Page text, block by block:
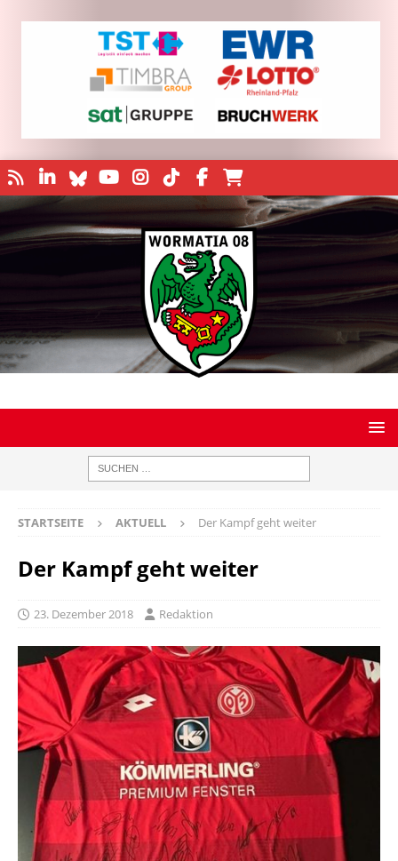
STARTSEITE AKTUELL Der Kampf geht weiter
Der Kampf geht weiter
23. Dezember 2018 Redaktion